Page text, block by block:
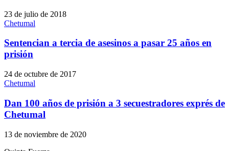
23 de julio de 2018
Chetumal
Sentencian a tercia de asesinos a pasar 25 años en
prisión
24 de octubre de 2017
Chetumal
Dan 100 años de prisión a 3 secuestradores exprés de
Chetumal
13 de noviembre de 2020